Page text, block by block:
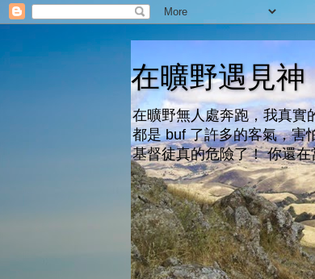
在曠野遇見神
在曠野無人處奔跑，我真實
都是 buf 了許多的客氣，害
基督徒真的危險了！ 你還